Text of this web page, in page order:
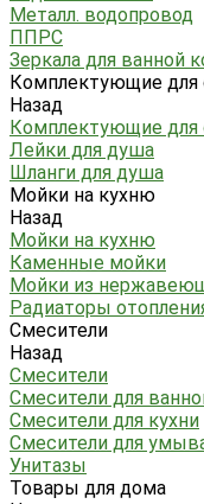
Металл. водопровод
ППРС
Зеркала для ванной
Комплектующие для
Назад
Комплектующие для
Лейки для душа
Шланги для душа
Мойки на кухню
Назад
Мойки на кухню
Каменные мойки
Мойки из
Радиаторы
Смесители
Назад
Смесители
Смесители для
Смесители для кухни
Смесители для
Унитазы
Товары для дома